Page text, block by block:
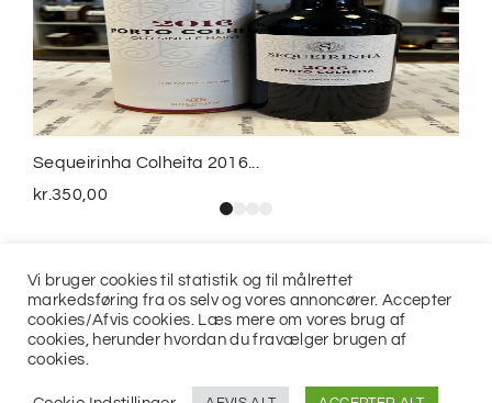
Sequeirinha Colheita 2016...
kr.350,00
Vi bruger cookies til statistik og til målrettet
markedsføring fra os selv og vores annoncører. Accepter
cookies/Afvis cookies. Læs mere om vores brug af
cookies, herunder hvordan du fravælger brugen af
cookies.